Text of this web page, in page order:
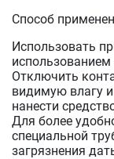
Способ
Использовать
Отключить
видимую влагу
нанести
Для более
специальной
загрязнения